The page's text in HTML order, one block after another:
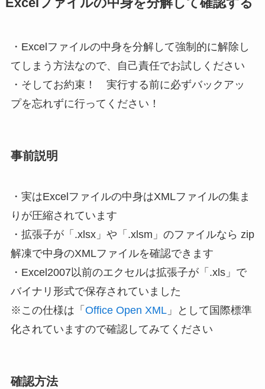
・Excelファイルの中身を分解して強制的に解除し
てしまう方法なので、
自己責任でお試しください
・ そしてお約束！ 実行する前に必ずバックアッ
プを忘れずに行ってください！
事前説明
・実はExcelファイルの中身はXMLファイルの集ま
りが圧縮されています
・拡張子が「.xlsx」や「.xlsm」のファイルなら zip
解凍で中身のXMLファイルを確認できます
・Excel2007以前のエクセルは拡張子が「.xls」で
バイナリ形式で保存されていました
※この仕様は「 Office Open XML」として国際標準
化されていますので確認してみてください
確認方法